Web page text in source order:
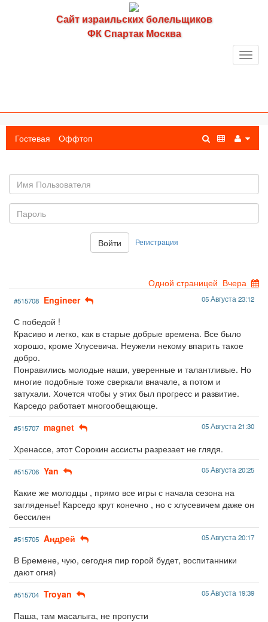
Сайт израильских болельщиков
ФК Спартак Москва
Гостевая Оффтоп
пользователя
Войти Регистрация
Одной страницей Вчера
#515708 Engineer 05 Августа 23:12
С победой !
Красиво и легко, как в старые добрые времена. Все было
хорошо, кроме Хлусевича. Неужели некому впарить такое
добро.
Понравились молодые наши, уверенные и талантливые. Но
многие подобные тоже сверкали вначале, а потом и
затухали. Хочется чтобы у этих был прогресс и развитие.
Карседо работает многообещающе.
#515707 magnet 05 Августа 21:30
Хренассе, этот Сорокин ассисты разрезает не глядя.
#515706 Yan 05 Августа 20:25
Какие же молодцы , прямо все игры с начала сезона на
загляденье! Карседо крут конечно , но с хлусевичем даже он
бессилен
#515705 Aндpeй 05 Августа 20:17
В Бремене, чую, сегодня пир горой будет, воспитанники
дают огня)
#515704 Troyan 05 Августа 19:39
Паша, там масалыга, не пропусти